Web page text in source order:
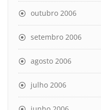
outubro 2006
setembro 2006
agosto 2006
julho 2006